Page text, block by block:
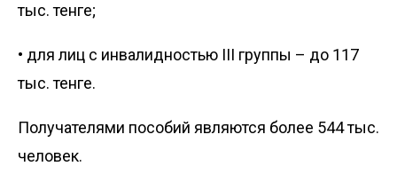
тыс. тенге;
• для лиц с инвалидностью III группы – до 117
тыс. тенге.
Получателями пособий являются более 544 тыс.
человек.